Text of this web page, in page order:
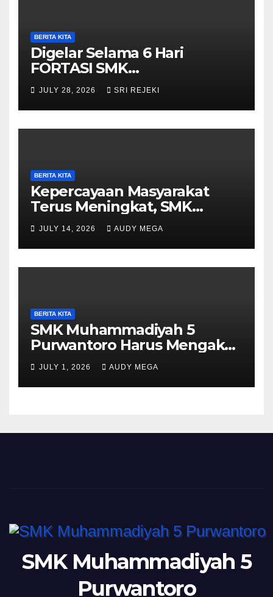
BERITA KITA
Digelar Selama 6 Hari
FORTASI SMK
Muhammadiyah 5
Purwantoro Berjalan Lancar,
Meriah, dan Penuh
Semangat
JULY 28, 2026 SRI REJEKI
BERITA KITA
Kepercayaan Masyarakat
Terus Meningkat, SMK
Muhammadiyah 5
Purwantoro Sambut 376
Peserta Didik Baru
JULY 14, 2026 AUDY MEGA
BERITA KITA
SMK Muhammadiyah 5
Purwantoro Harus Mengakui
Keunggulan Galasiswa
Slogohimo di Ajang Sinergi
Jetak (Sinje) Minisoccer 2
JULY 1, 2026 AUDY MEGA
SMK Muhammadiyah 5
Purwantoro